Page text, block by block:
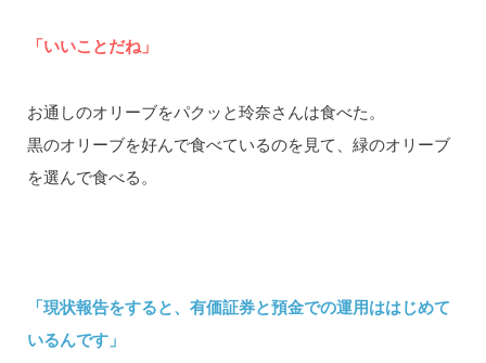
「いいことだね」
お通しのオリーブをパクッと玲奈さんは食べた。
黒のオリーブを好んで食べているのを見て、緑のオリーブ
を選んで食べる。
「現状報告をすると、有価証券と預金での運用ははじめて
いるんです」